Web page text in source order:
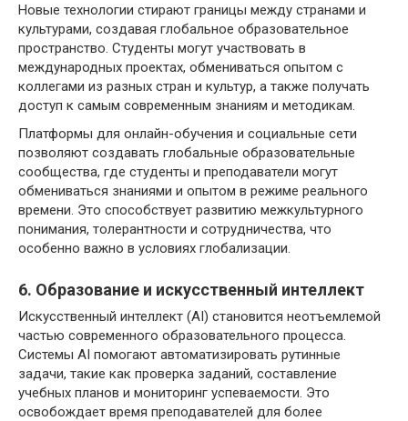
Новые технологии стирают границы между странами и
культурами, создавая глобальное образовательное
пространство. Студенты могут участвовать в
международных проектах, обмениваться опытом с
коллегами из разных стран и культур, а также получать
доступ к самым современным знаниям и методикам.
Платформы для онлайн-обучения и социальные сети
позволяют создавать глобальные образовательные
сообщества, где студенты и преподаватели могут
обмениваться знаниями и опытом в режиме реального
времени. Это способствует развитию межкультурного
понимания, толерантности и сотрудничества, что
особенно важно в условиях глобализации.
6. Образование и искусственный интеллект
Искусственный интеллект (AI) становится неотъемлемой
частью современного образовательного процесса.
Системы AI помогают автоматизировать рутинные
задачи, такие как проверка заданий, составление
учебных планов и мониторинг успеваемости. Это
освобождает время преподавателей для более